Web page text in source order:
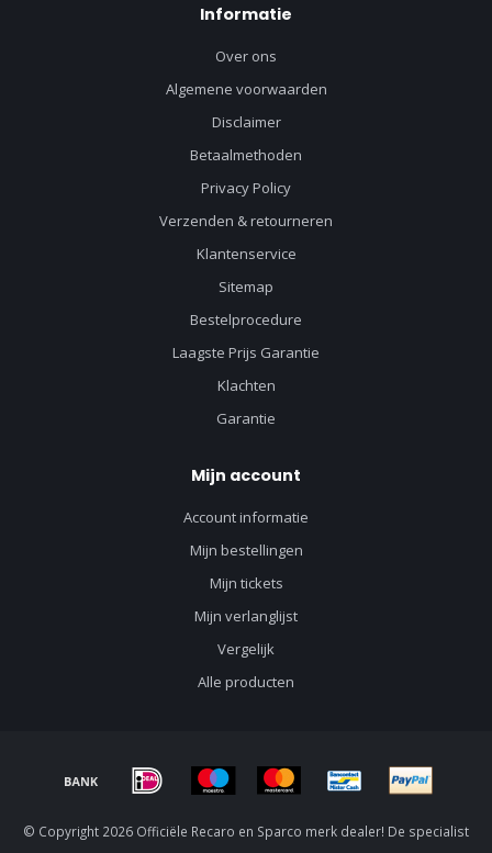
Informatie
Over ons
Algemene voorwaarden
Disclaimer
Betaalmethoden
Privacy Policy
Verzenden & retourneren
Klantenservice
Sitemap
Bestelprocedure
Laagste Prijs Garantie
Klachten
Garantie
Mijn account
Account informatie
Mijn bestellingen
Mijn tickets
Mijn verlanglijst
Vergelijk
Alle producten
© Copyright 2026 Officiële Recaro en Sparco merk dealer! De specialist